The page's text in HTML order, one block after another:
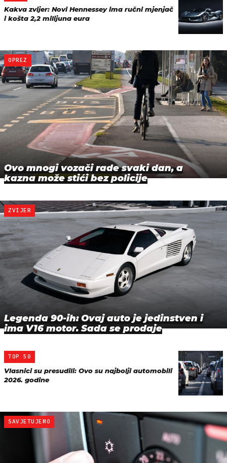
Kakva zvijer: Novi Hennessey ima ručni mjenjač
i košta 2,2 milijuna eura
OPREZ
Ovo mnogi vozači rade svaki dan, a
kazna može stići bez policije
ZVIJER
Legenda 90-ih: Ovaj auto je jedinstven i
ima V16 motor. Sada se prodaje
TOP 50
Vlasnici su presudili: Ovo su najbolji automobili
2026. godine
SAVJETUJEMO